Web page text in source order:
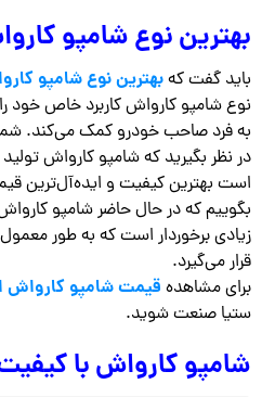
بهترین نوع شامپو
باید گفت کهبهترین نوع شامپو
نوع شامپو کارواش کاربرد خاص خود
به فرد صاحب خودرو کمک می‌کند. شما
در نظر بگیرید که شامپو کارواش
است بهترین کیفیت و ایده‌آل‌ترین
بگوییم که در حال حاضر شامپو
زیادی برخوردار است که به طور
قرار می‌گیرد.‌
برای مشاهده قیمت شامپو کارواش
ستیا صنعت شوید.
شامپو کارواش با کیفیت